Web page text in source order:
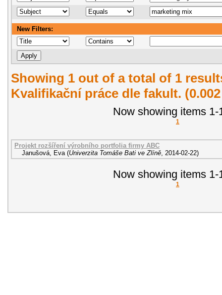
New Filters:
Showing 1 out of a total of 1
Kvalifikační práce dle fakult.
Now showing items 1-
1
Projekt rozšíření výrobního portfolia firmy ABC
Janušová, Eva (Univerzita Tomáše Bati ve Zlíně 2014-02-22)
Now showing items 1-
1